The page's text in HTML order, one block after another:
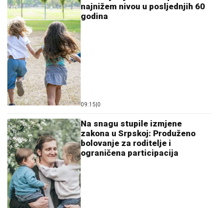
najnižem nivou u posljednjih 60
godina
09:15 0
Na snagu stupile izmjene
zakona u Srpskoj: Produženo
bolovanje za roditelje i
ograničena participacija